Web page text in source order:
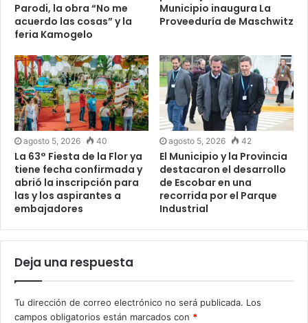
Parodi, la obra “No me
acuerdo las cosas” y la
feria Kamogelo
Municipio inaugura La
Proveeduría de Maschwitz
agosto 5, 2026 40
La 63° Fiesta de la Flor ya
tiene fecha confirmada y
abrió la inscripción para
las y los aspirantes a
embajadores
agosto 5, 2026 42
El Municipio y la Provincia
destacaron el desarrollo
de Escobar en una
recorrida por el Parque
Industrial
Deja una respuesta
Tu dirección de correo electrónico no será publicada. Los
campos obligatorios están marcados con *